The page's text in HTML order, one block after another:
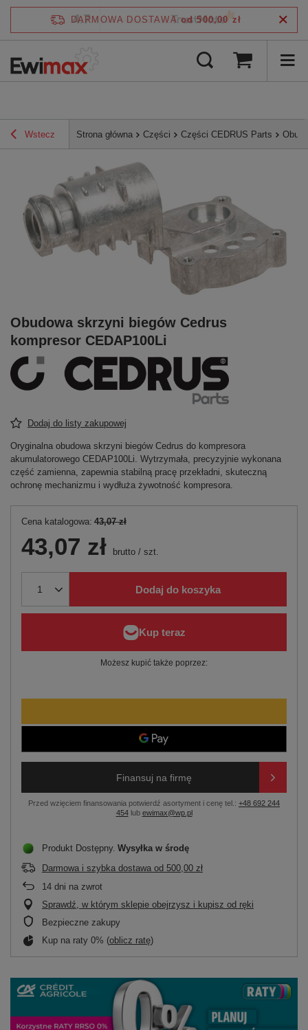
DARMOWA DOSTAWA od 500,00 zł
Wstecz Strona główna Części Części CEDRUS Parts
Obudowa skrzyni biegów Cedrus
kompresor CEDAP100Li
Dodaj do listy zakupowej
Oryginalna obudowa skrzyni biegów Cedrus do kompresora
akumulatorowego CEDAP100Li. Wytrzymała, precyzyjnie wykonana
część zamienna, zapewnia stabilną pracę przekładni, skuteczną
ochronę mechanizmu i wydłuża żywotność kompresora.
Cena katalogowa: 43,07 zł
43,07 zł brutto / szt.
Dodaj do koszyka
Możesz kupić także poprzez:
Finansuj na firmę
Przed wzięciem finansowania potwierdź asortyment i cenę tel.: +48 692 244
454lub ewimax@wp.pl
Produkt Dostępny Wysyłka w środę
Darmowa i szybka dostawa od 500,00 zł
14 dni na zwrot
Sprawdź, w którym sklepie obejrzysz i kupisz od ręki
Bezpieczne zakupy
Kup na raty 0% (oblicz ratę)
4.7/5 zweryfikowane przez